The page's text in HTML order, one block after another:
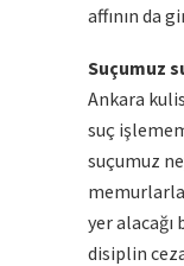
affının da
Suçumuz
Ankara
suç
suçumuz
yer alacağı
disiplin